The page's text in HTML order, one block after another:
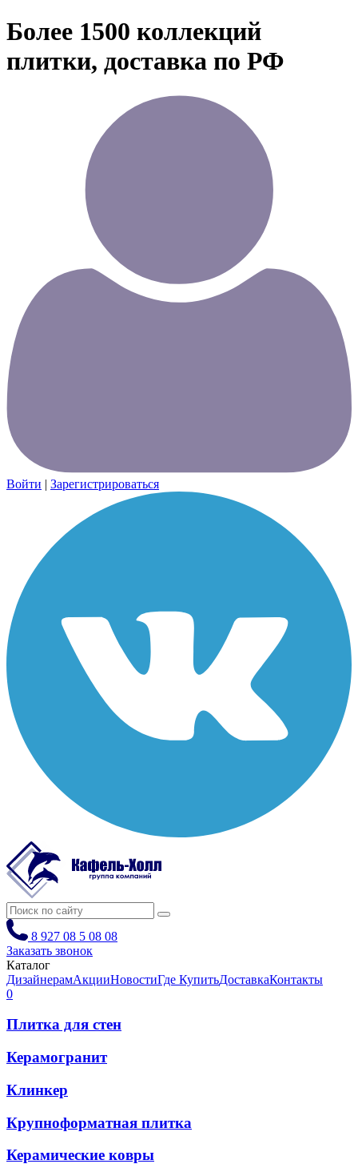
Более 1500 коллекций
плитки, доставка по РФ
Войти | Зарегистрироваться
8 927 08 5 08 08
Заказать звонок
Каталог
ДизайнерамАкцииНовостиГде КупитьДоставкаКонтакты
0
Плитка для стен
Керамогранит
Клинкер
Крупноформатная плитка
Керамические ковры